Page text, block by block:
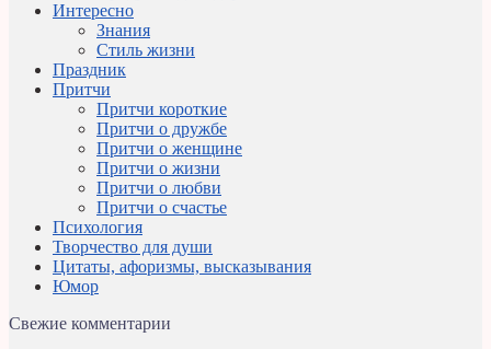
Интересно
Знания
Стиль жизни
Праздник
Притчи
Притчи короткие
Притчи о дружбе
Притчи о женщине
Притчи о жизни
Притчи о любви
Притчи о счастье
Психология
Творчество для души
Цитаты, афоризмы, высказывания
Юмор
Свежие комментарии